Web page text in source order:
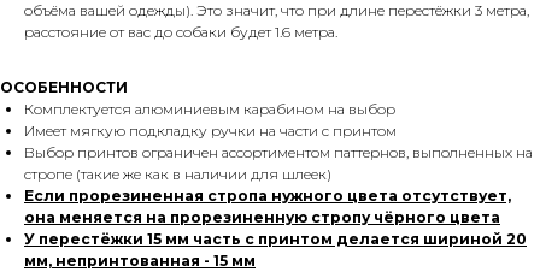
объёма вашей одежды). Это значит, что при длине перестёжки 3 метра,
расстояние от вас до собаки будет 1.6 метра.
ОСОБЕННОСТИ
Комплектуется алюминиевым карабином на выбор
Имеет мягкую подкладку ручки на части с принтом
Выбор принтов ограничен ассортиментом паттернов, выполненных на
стропе (такие же как в наличии для шлеек)
Если прорезиненная стропа нужного цвета отсутствует,
она меняется на прорезиненную стропу чёрного цвета
У перестёжки 15 мм часть с принтом делается шириной 20
мм, непринтованная - 15 мм